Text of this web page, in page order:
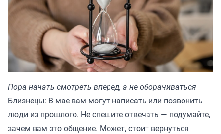
Пора начать смотреть вперед, а не оборачиваться
Близнецы: В мае вам могут написать или позвонить
люди из прошлого. Не спешите отвечать — подумайте,
зачем вам это общение. Может, стоит вернуться